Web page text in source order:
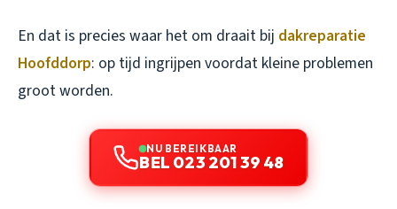
En dat is precies waar het om draait bij dakreparatie
Hoofddorp: op tijd ingrijpen voordat kleine problemen
groot worden.
NU BEREIKBAAR
BEL 023 201 39 48